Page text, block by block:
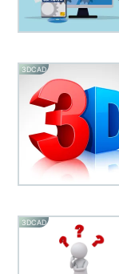
3DCAD
3DCAD